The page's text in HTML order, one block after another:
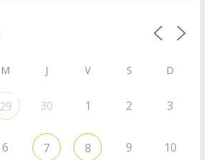
M J V S D
29 30 1 2 3
6 7 8 9 10